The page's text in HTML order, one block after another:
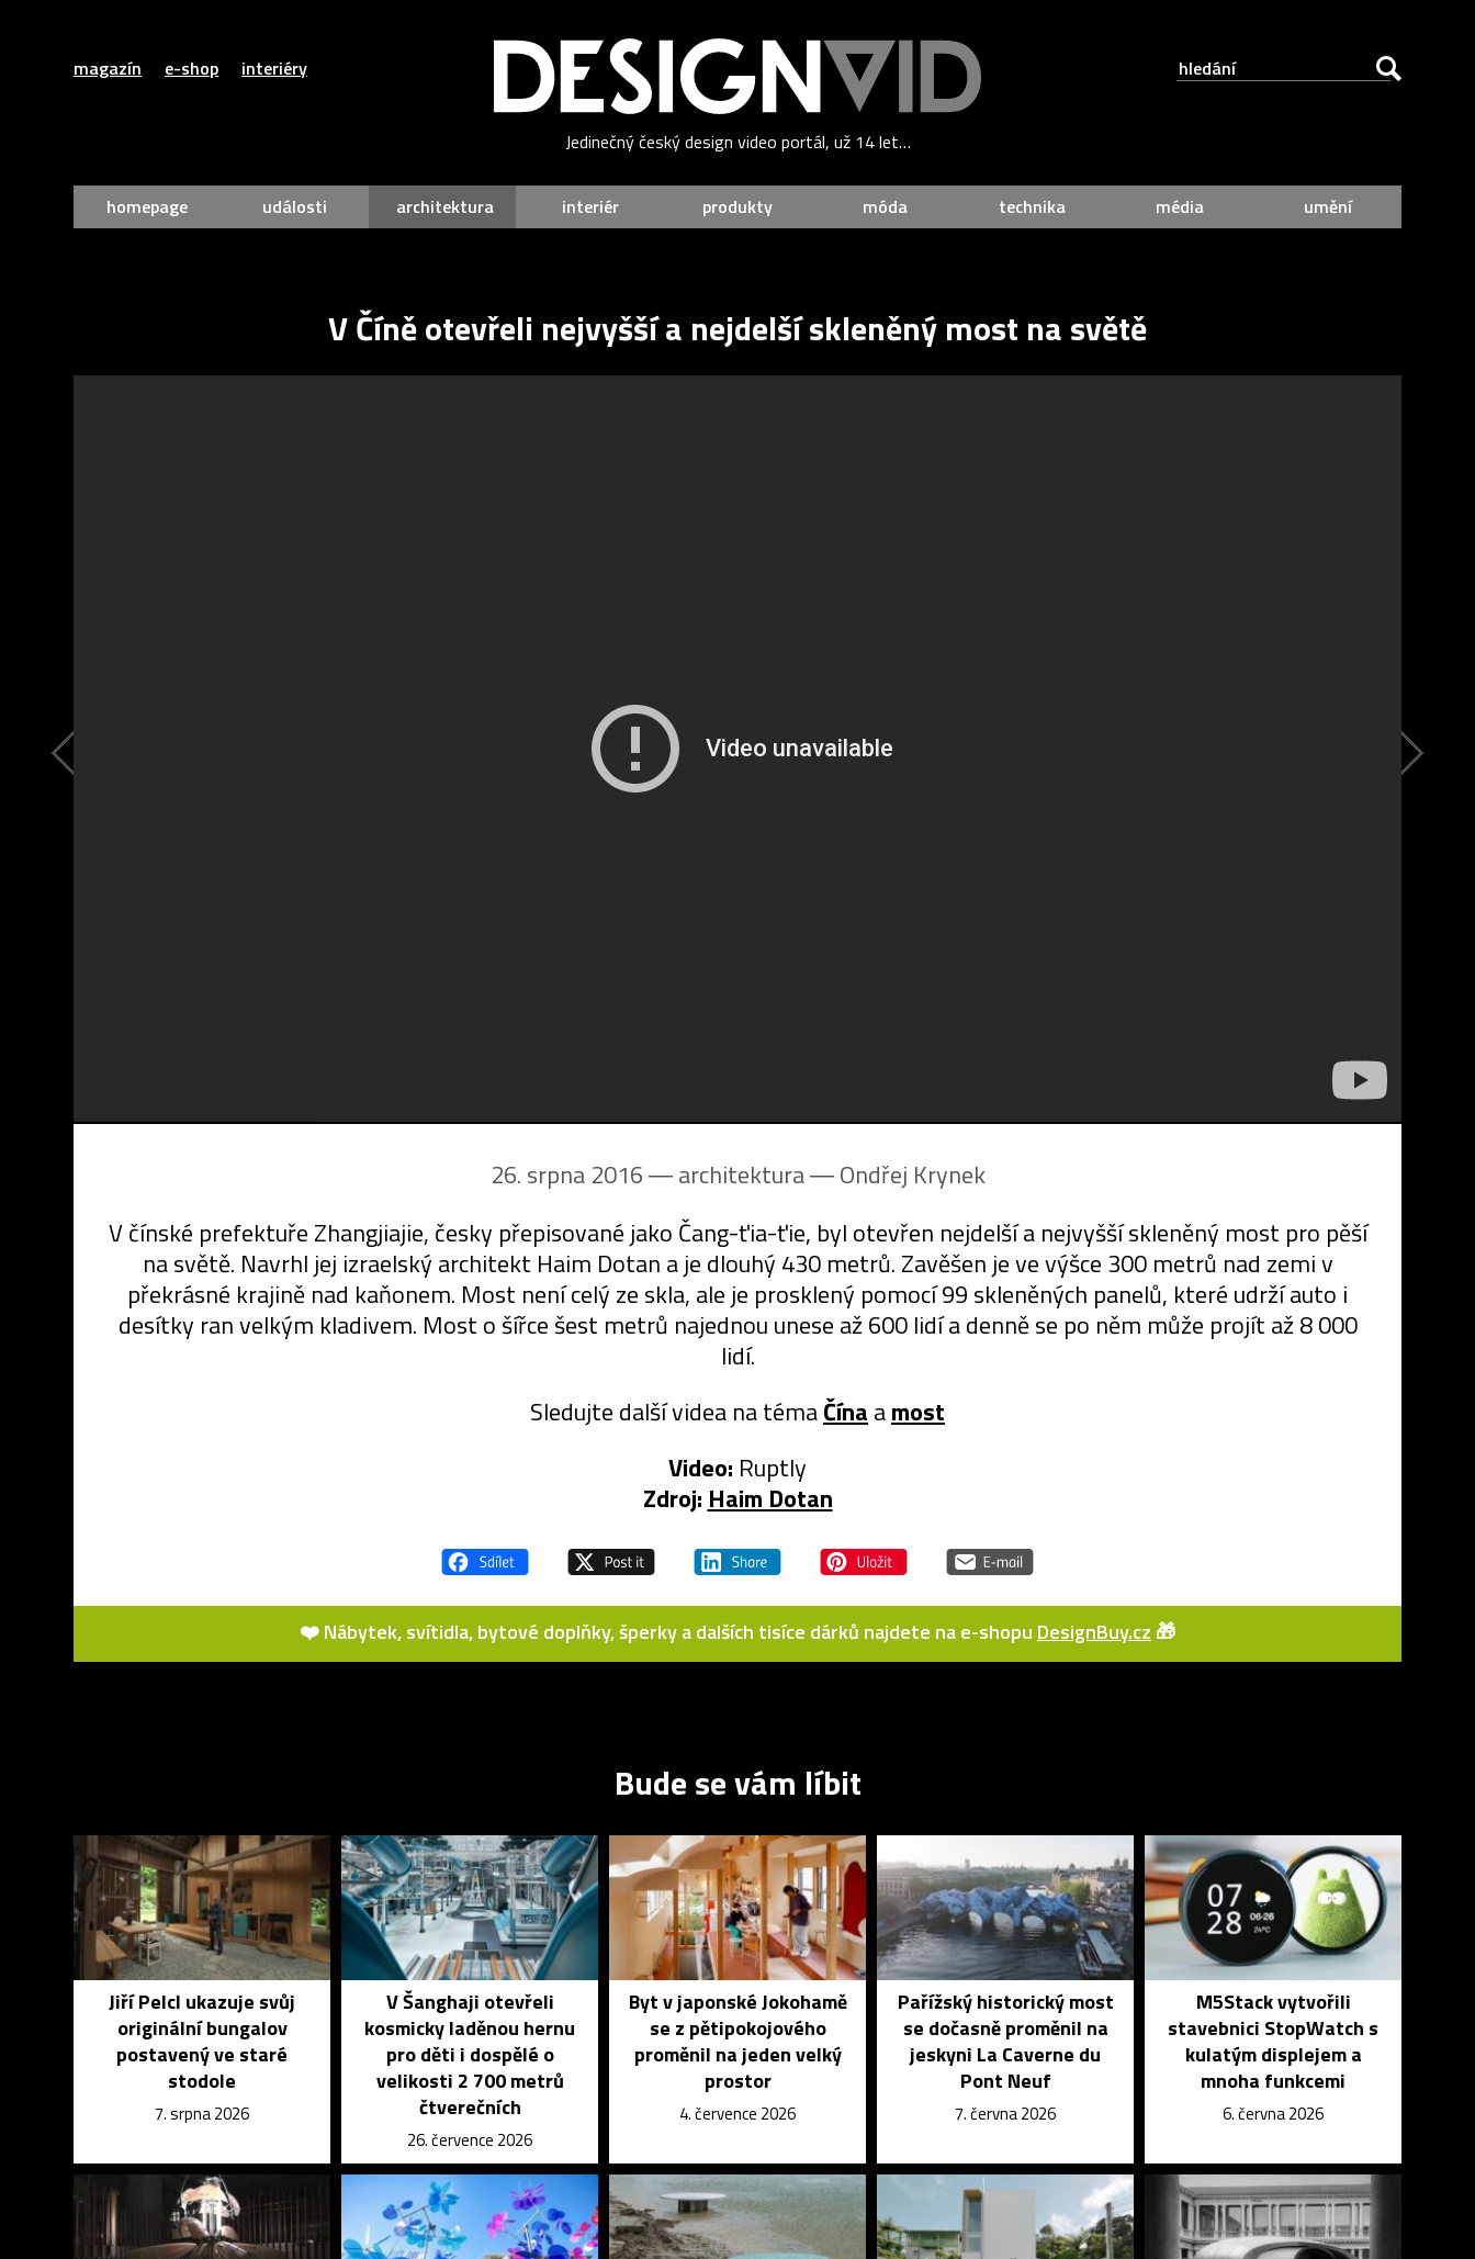
magazín e-shop interiéry
Jedinečný český design video portál, už 14 let…
homepage události architektura interiér produkty móda technika média umění
V Číně otevřeli nejvyšší a nejdelší skleněný most na světě
26. srpna 2016 ― architektura ―Ondřej Krynek
V čínské prefektuře Zhangjiajie, česky přepisované jako Čang-ťia-ťie, byl otevřen nejdelší a nejvyšší skleněný most pro pěší
na světě. Navrhl jej izraelský architekt Haim Dotan a je dlouhý 430 metrů. Zavěšen je ve výšce 300 metrů nad zemi v
překrásné krajině nad kaňonem. Most není celý ze skla, ale je prosklený pomocí 99 skleněných panelů, které udrží auto i
desítky ran velkým kladivem. Most o šířce šest metrů najednou unese až 600 lidí a denně se po něm může projít až 8 000
lidí.
Sledujte další videa na témaČína amost
Video: Ruptly
Zdroj: Haim Dotan
❤️ Nábytek, svítidla, bytové doplňky, šperky a dalších tisíce dárků najdete na e-shopu DesignBuy.cz 🎁
Bude se vám líbit
Jiří Pelcl ukazuje svůj
originální bungalov
postavený ve staré
stodole
7. srpna 2026
V Šanghaji otevřeli
kosmicky laděnou hernu
pro děti i dospělé o
velikosti 2 700 metrů
čtverečních
26. července 2026
Byt v japonské Jokohamě
se z pětipokojového
proměnil na jeden velký
prostor
4. července 2026
Pařížský historický most
se dočasně proměnil na
jeskyni La Caverne du
Pont Neuf
7. června 2026
M5Stack vytvořili
stavebnici StopWatch s
kulatým displejem a
mnoha funkcemi
6. června 2026